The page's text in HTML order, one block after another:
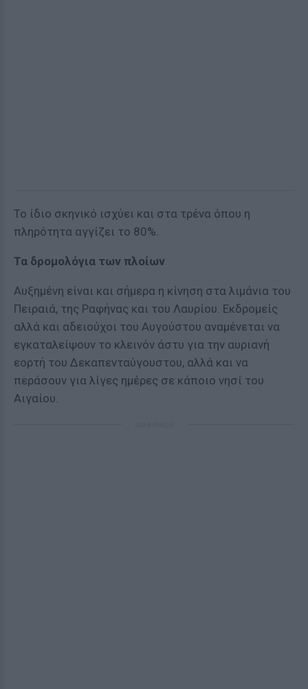
Το ίδιο σκηνικό ισχύει και στα τρένα όπου η
πληρότητα αγγίζει το 80%.
Τα δρομολόγια των πλοίων
Αυξημένη είναι και σήμερα η κίνηση στα λιμάνια του
Πειραιά, της Ραφήνας και του Λαυρίου. Εκδρομείς
αλλά και αδειούχοι του Αυγούστου αναμένεται να
εγκαταλείψουν το κλεινόν άστυ για την αυριανή
εορτή του Δεκαπενταύγουστου, αλλά και να
περάσουν για λίγες ημέρες σε κάποιο νησί του
Αιγαίου.